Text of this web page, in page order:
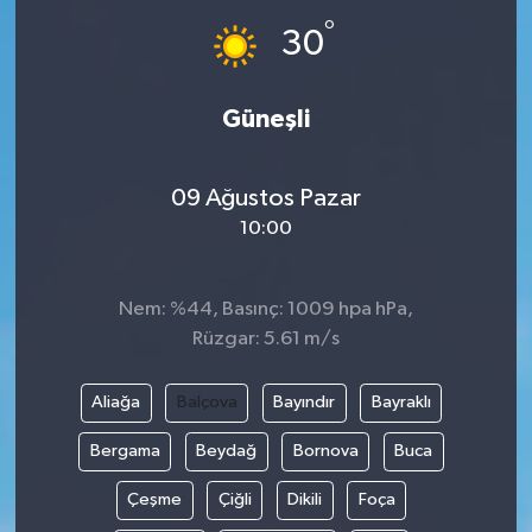
30°
Güneşli
09 Ağustos Pazar
10:00
Nem: %44, Basınç: 1009 hpa hPa,
Rüzgar: 5.61 m/s
Aliağa Balçova Bayındır Bayraklı
Bergama Beydağ Bornova Buca
Çeşme Çiğli Dikili Foça
İLÇE HABERLERİ
KADIN-AİLE
YEREL YÖNETİM
MEDYA